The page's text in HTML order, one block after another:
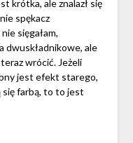
krótka, ale znalazł się
spękacz
sięgałam,
dwuskładnikowe, ale
wrócić. Jeżeli
jest efekt starego,
się farbą, to to jest